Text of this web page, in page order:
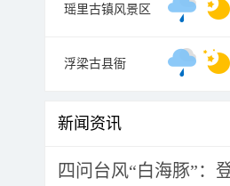
瑶里古镇风景区
浮梁古县衙
新闻资讯
四问台风“白海豚”：